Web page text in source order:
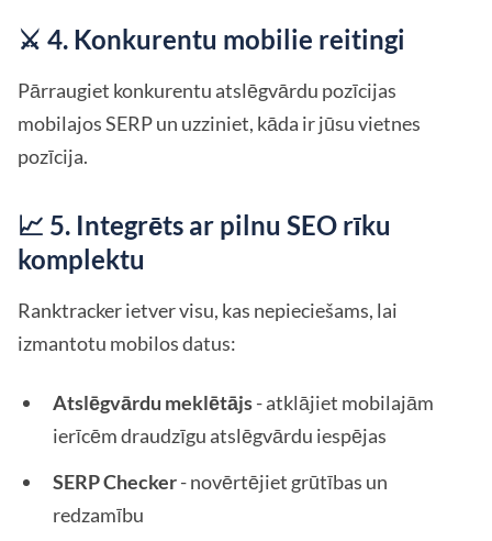
⚔️ 4. Konkurentu mobilie reitingi
Pārraugiet konkurentu atslēgvārdu pozīcijas
mobilajos SERP un uzziniet, kāda ir jūsu vietnes
pozīcija.
📈 5. Integrēts ar pilnu SEO rīku
komplektu
Ranktracker ietver visu, kas nepieciešams, lai
izmantotu mobilos datus:
Atslēgvārdu meklētājs- atklājiet mobilajām
ierīcēm draudzīgu atslēgvārdu iespējas
SERP Checker- novērtējiet grūtības un
redzamību